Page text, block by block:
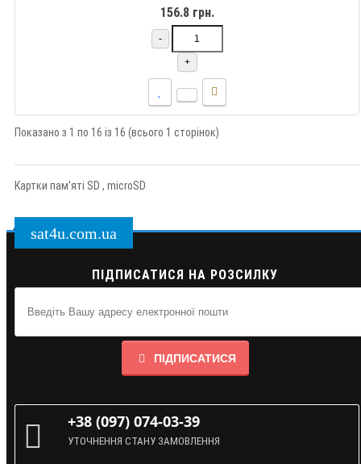
156.8 грн.
-
+
Показано з 1 по 16 із 16 (всього 1 сторінок)
Картки пам'яті SD , microSD
sat4u.com.ua
ПІДПИСАТИСЯ НА РОЗСИЛКУ
ПІДПИСАТИСЯ
+38 (097) 074-03-39
УТОЧНЕННЯ СТАНУ ЗАМОВЛЕННЯ